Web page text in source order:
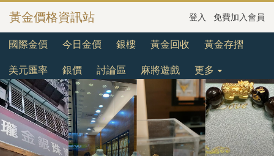
黃金價格資訊站 登入 免費加入會員
國際金價 今日金價 銀樓 黃金回收 黃金存摺
美元匯率 銀價 討論區 麻將遊戲 更多